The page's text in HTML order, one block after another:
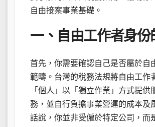
自由接案事業基礎。
一、自由工作者身份
首先，你需要確認自己是否屬於自
範疇。台灣的稅務法規將自由工作
「個人」以「獨立作業」方式提供
務，並自行負擔事業營運的成本及
話說，你並非受僱於特定公司，而